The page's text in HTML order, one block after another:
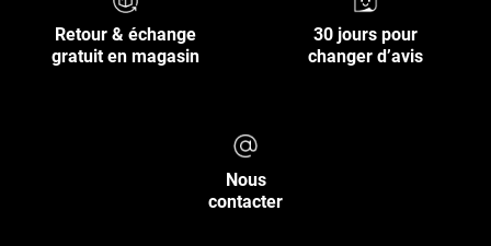
Retour & échange
gratuit en magasin
30 jours pour
changer d’avis
Nous
contacter